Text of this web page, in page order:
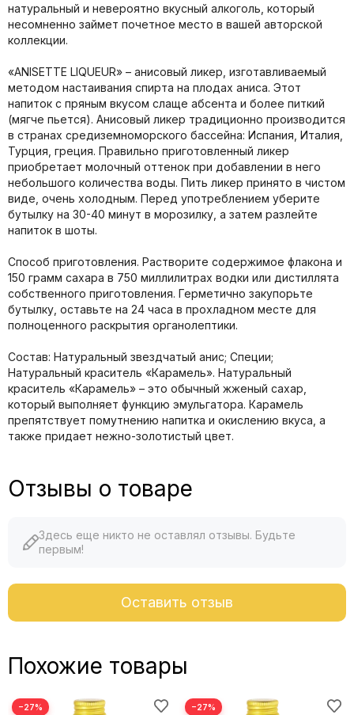
натуральный и невероятно вкусный алкоголь, который
несомненно займет почетное место в вашей авторской
коллекции.
«ANISETTE LIQUEUR» – анисовый ликер, изготавливаемый
методом настаивания спирта на плодах аниса. Этот
напиток с пряным вкусом слаще абсента и более питкий
(мягче пьется). Анисовый ликер традиционно производится
в странах средиземноморского бассейна: Испания, Италия,
Турция, греция. Правильно приготовленный ликер
приобретает молочный оттенок при добавлении в него
небольшого количества воды. Пить ликер принято в чистом
виде, очень холодным. Перед употреблением уберите
бутылку на 30-40 минут в морозилку, а затем разлейте
напиток в шоты.
Способ приготовления. Растворите содержимое флакона и
150 грамм сахара в 750 миллилитрах водки или дистиллята
собственного приготовления. Герметично закупорьте
бутылку, оставьте на 24 часа в прохладном месте для
полноценного раскрытия органолептики.
Состав: Натуральный звездчатый анис; Специи;
Натуральный краситель «Карамель». Натуральный
краситель «Карамель» – это обычный жженый сахар,
который выполняет функцию эмульгатора. Карамель
препятствует помутнению напитка и окислению вкуса, а
также придает нежно-золотистый цвет.
Отзывы о товаре
Здесь еще никто не оставлял отзывы. Будьте
первым!
Оставить отзыв
Похожие товары
−27% −27%